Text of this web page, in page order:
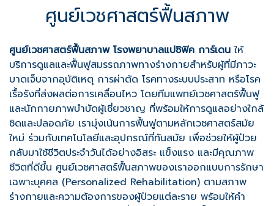
ศูนย์เวชศาสตร์ฟื้นสภาพ
ศูนย์เวชศาสตร์ฟื้นสภาพ โรงพยาบาลแปซิฟิค การ์เดน ให้
บริการดูแลและฟื้นฟูสมรรถภาพทางร่างกายสำหรับผู้ที่มีภาวะ
บาดเจ็บจากอุบัติเหตุ การผ่าตัด โรคทางระบบประสาท หรือโรค
เรื้อรังที่ส่งผลต่อการเคลื่อนไหว โดยทีมแพทย์เวชศาสตร์ฟื้นฟู
และนักกายภาพบำบัดผู้เชี่ยวชาญ ที่พร้อมให้การดูแลอย่างใกล้
ชิดและปลอดภัย เรามุ่งเน้นการฟื้นฟูตามหลักเวชศาสตร์สมัย
ใหม่ ร่วมกับเทคโนโลยีและอุปกรณ์ที่ทันสมัย เพื่อช่วยให้ผู้ป่วย
กลับมาใช้ชีวิตประจำวันได้อย่างอิสระ แข็งแรง และมีคุณภาพ
ชีวิตที่ดีขึ้น ศูนย์เวชศาสตร์ฟื้นสภาพของเราออกแบบการรักษา
เฉพาะบุคคล (Personalized Rehabilitation) ตามสภาพ
ร่างกายและความต้องการของผู้ป่วยแต่ละราย พร้อมให้คำ